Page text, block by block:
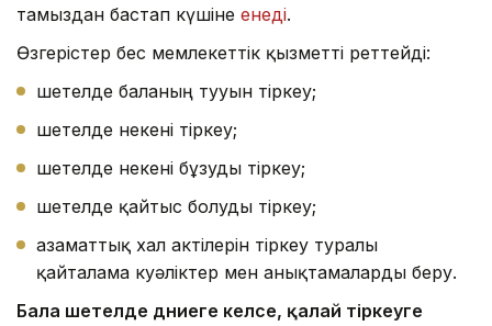
тамыздан бастап күшіне енеді.
Өзгерістер бес мемлекеттік қызметті реттейді:
шетелде баланың тууын тіркеу;
шетелде некені тіркеу;
шетелде некені бұзуды тіркеу;
шетелде қайтыс болуды тіркеу;
азаматтық хал актілерін тіркеу туралы
қайталама куәліктер мен анықтамаларды беру.
Бала шетелде дүниеге келсе, қалай тіркеуге